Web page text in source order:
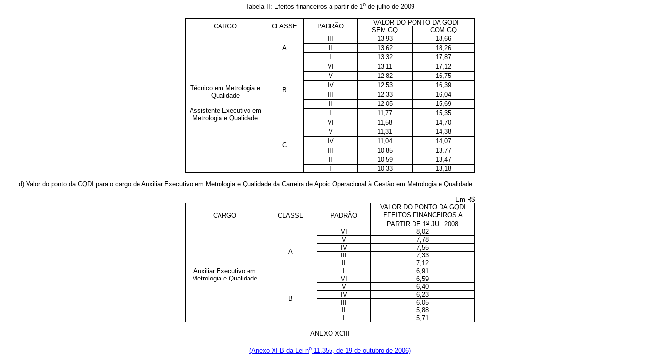
Tabela II: Efeitos financeiros a partir de 1 o de julho de 2009
CARGO CLASSE PADRÃO
VALOR DO PONTO DA GQDI
SEM GQ
COM GQ
Técnico em Metrologia e
Qualidade
Assistente Executivo em
Metrologia e Qualidade
A
13,93
18,66
13,62
18,26
13,32 17,87
B
VI 13,11
17,12
V
12,82
16,75
IV
12,53
16,39
12,33
16,04
12,05
15,69
11,77 15,35
C
VI 11,58
14,70
V
11,31
14,38
IV
11,04
14,07
10,85
13,77
10,59
13,47
10,33 13,18
d) Valor do ponto da GQDI para o cargo de Auxiliar Executivo em Metrologia e Qualidade da Carreira de Apoio Operacional à Gestão em Metrologia e Qualidade:
Em R$
CARGO CLASSE PADRÃO
VALOR DO PONTO DA GQDI
EFEITOS FINANCEIROS A
PARTIR DE 1o JUL 2008
Auxiliar Executivo em
Metrologia e Qualidade
A
VI
8,02
V
7,78
IV
7,55
7,33
7,12
6,91
B
VI
6,59
V
6,40
IV
6,23
6,05
5,88
5,71
ANEXO XCIII
(Anexo XI-B da Lei no 11.355, de 19 de outubro de 2006)